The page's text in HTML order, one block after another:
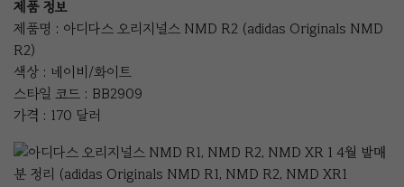
제품 정보
제품명 : 아디다스 오리지널스 NMD R2 (adidas Originals NMD
R2)
색상 : 네이비/화이트
스타일 코드 : BB2909
가격 : 170 달러